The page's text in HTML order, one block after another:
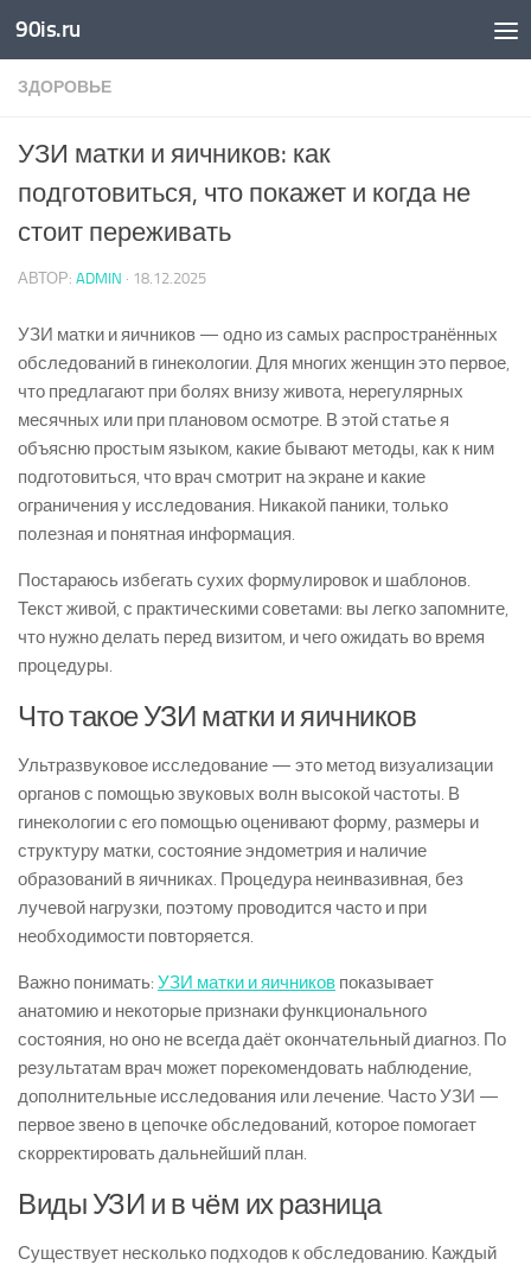
Skip to content
90is.ru
ЗДОРОВЬЕ
УЗИ матки и яичников: как
подготовиться, что покажет и когда не
стоит переживать
АВТОР: ADMIN · 18.12.2025
УЗИ матки и яичников — одно из самых распространённых
обследований в гинекологии. Для многих женщин это первое,
что предлагают при болях внизу живота, нерегулярных
месячных или при плановом осмотре. В этой статье я
объясню простым языком, какие бывают методы, как к ним
подготовиться, что врач смотрит на экране и какие
ограничения у исследования. Никакой паники, только
полезная и понятная информация.
Постараюсь избегать сухих формулировок и шаблонов.
Текст живой, с практическими советами: вы легко запомните,
что нужно делать перед визитом, и чего ожидать во время
процедуры.
Что такое УЗИ матки и яичников
Ультразвуковое исследование — это метод визуализации
органов с помощью звуковых волн высокой частоты. В
гинекологии с его помощью оценивают форму, размеры и
структуру матки, состояние эндометрия и наличие
образований в яичниках. Процедура неинвазивная, без
лучевой нагрузки, поэтому проводится часто и при
необходимости повторяется.
Важно понимать: УЗИ матки и яичников показывает
анатомию и некоторые признаки функционального
состояния, но оно не всегда даёт окончательный диагноз. По
результатам врач может порекомендовать наблюдение,
дополнительные исследования или лечение. Часто УЗИ —
первое звено в цепочке обследований, которое помогает
скорректировать дальнейший план.
Виды УЗИ и в чём их разница
Существует несколько подходов к обследованию. Каждый